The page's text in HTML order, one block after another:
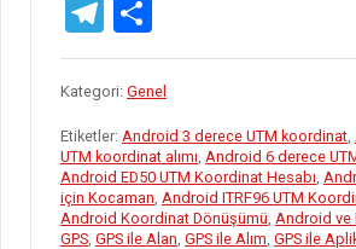
ce
b
o
o
k
tt
er
ke
n
at
A
p
p
d
es
s
T
el
e
gr
a
m
h
ar
e
Kategori: Genel
Etiketler: Android 3 derece UTM koordinat,
UTM koordinat alımı, Android 6 derece
Android ED50 UTM Koordinat Hesabı,
için Kocaman, Android ITRF96 UTM
Android Koordinat Dönüşümü, Android ve
GPS, GPS ile Alan, GPS ile Alım, GPS ile